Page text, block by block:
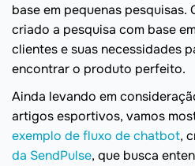
base em pequenas
criado a pesquisa com base
clientes e suas necessidades
encontrar o produto perfeito.
Ainda levando em
artigos esportivos, vamos
exemplo de fluxo de chatbot,
da SendPulse, que busca